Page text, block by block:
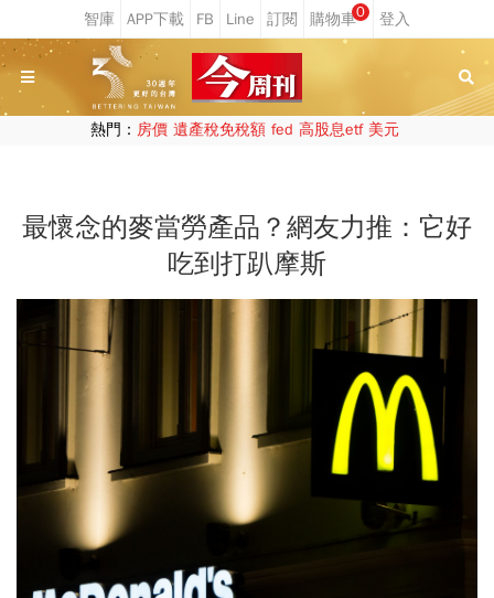
0
熱門： 房價 遺產稅免稅額 fed 高股息etf 美元
最懷念的麥當勞產品？網友力推：它好
吃到打趴摩斯